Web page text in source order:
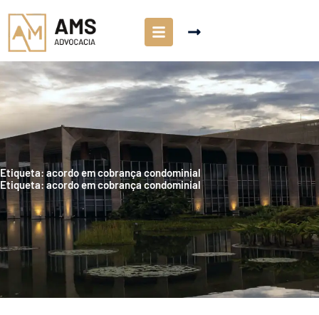
Etiqueta: acordo em cobrança condominial
Etiqueta: acordo em cobrança condominial